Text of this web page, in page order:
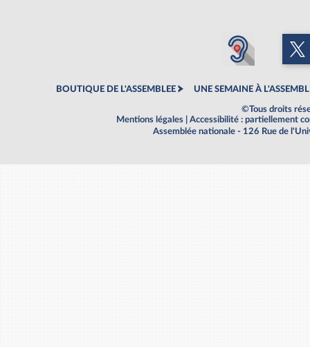
BOUTIQUE DE L'ASSEMBLEE UNE SEMAINE À
©Tous droits
Mentions légales
Accessibilité : partiellement
Assemblée nationale - 126 Rue de